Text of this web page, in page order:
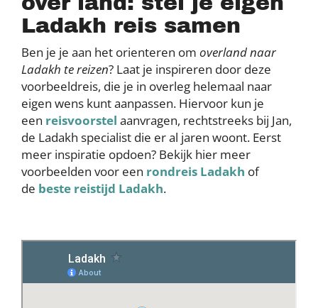
Ladakh reis samen
Ben je je aan het orienteren om overland naar
Ladakh te reizen? Laat je inspireren door deze
voorbeeldreis, die je in overleg helemaal naar
eigen wens kunt aanpassen. Hiervoor kun je
een reisvoorstel aanvragen, rechtstreeks bij Jan,
de Ladakh specialist die er al jaren woont. Eerst
meer inspiratie opdoen? Bekijk hier meer
voorbeelden voor een rondreis Ladakh of
de beste reistijd Ladakh.